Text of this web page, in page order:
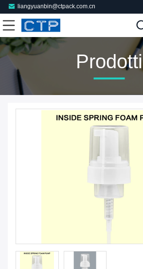
liangyuanbin@ctpack.com.cn
Prodotti